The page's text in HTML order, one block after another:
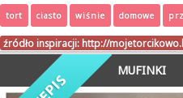
tort ciasto wiśnie domowe
źródło inspiracji: http://
MUFINKI